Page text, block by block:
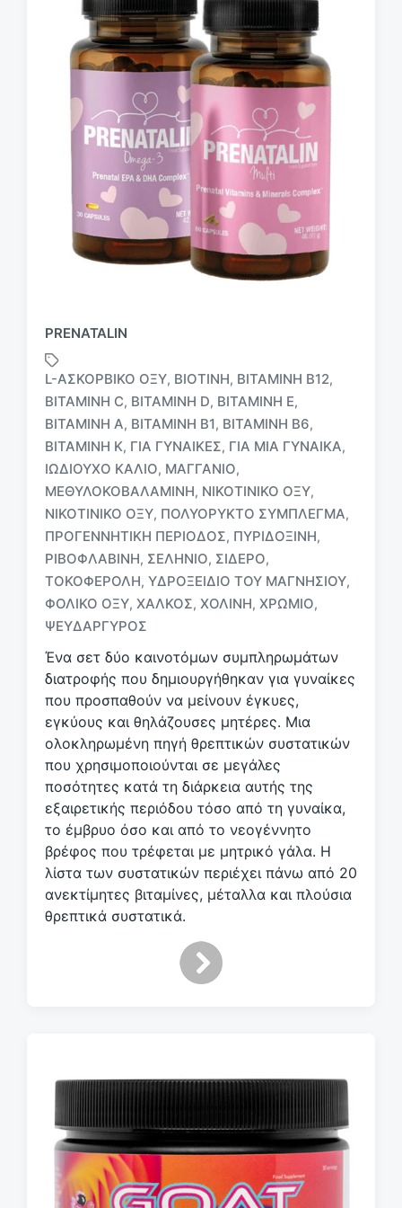
PRENATALIN
ε
ε
τ
ι
κ
τ
α
L-ΑΣΚΟΡΒΙΚΌ ΟΞΎ, ΒΙΟΤΊΝΗ, ΒΙΤΑΜΊΝΗ B12,
ΒΙΤΑΜΊΝΗ C, ΒΙΤΑΜΊΝΗ D, ΒΙΤΑΜΊΝΗ E,
ΒΙΤΑΜΊΝΗ Α, ΒΙΤΑΜΊΝΗ Β1, ΒΙΤΑΜΊΝΗ Β6,
ΒΙΤΑΜΊΝΗ Κ, ΓΙΑ ΓΥΝΑΊΚΕΣ, ΓΙΑ ΜΙΑ ΓΥΝΑΊΚΑ,
ΙΩΔΙΟΎΧΟ ΚΆΛΙΟ, ΜΑΓΓΆΝΙΟ,
ΜΕΘΥΛΟΚΟΒΑΛΑΜΊΝΗ, ΝΙΚΟΤΙΝΙΚΌ ΟΞΎ,
ΝΙΚΟΤΙΝΙΚΌ ΟΞΎ, ΠΟΛΥΟΡΥΚΤΌ ΣΎΜΠΛΕΓΜΑ,
ΠΡΟΓΕΝΝΗΤΙΚΉ ΠΕΡΊΟΔΟΣ, ΠΥΡΙΔΟΞΊΝΗ,
ΡΙΒΟΦΛΑΒΊΝΗ, ΣΕΛΉΝΙΟ, ΣΊΔΕΡΟ,
ΤΟΚΟΦΕΡΌΛΗ, ΥΔΡΟΞΕΊΔΙΟ ΤΟΥ ΜΑΓΝΗΣΊΟΥ,
ΦΟΛΙΚΌ ΟΞΎ, ΧΑΛΚΌΣ, ΧΟΛΊΝΗ, ΧΡΏΜΙΟ,
ΨΕΥΔΆΡΓΥΡΟΣ
Ένα σετ δύο καινοτόμων συμπληρωμάτων
διατροφής που δημιουργήθηκαν για γυναίκες
που προσπαθούν να μείνουν έγκυες,
εγκύους και θηλάζουσες μητέρες. Μια
ολοκληρωμένη πηγή θρεπτικών συστατικών
που χρησιμοποιούνται σε μεγάλες
ποσότητες κατά τη διάρκεια αυτής της
εξαιρετικής περιόδου τόσο από τη γυναίκα,
το έμβρυο όσο και από το νεογέννητο
βρέφος που τρέφεται με μητρικό γάλα. Η
λίστα των συστατικών περιέχει πάνω από 20
ανεκτίμητες βιταμίνες, μέταλλα και πλούσια
θρεπτικά συστατικά.